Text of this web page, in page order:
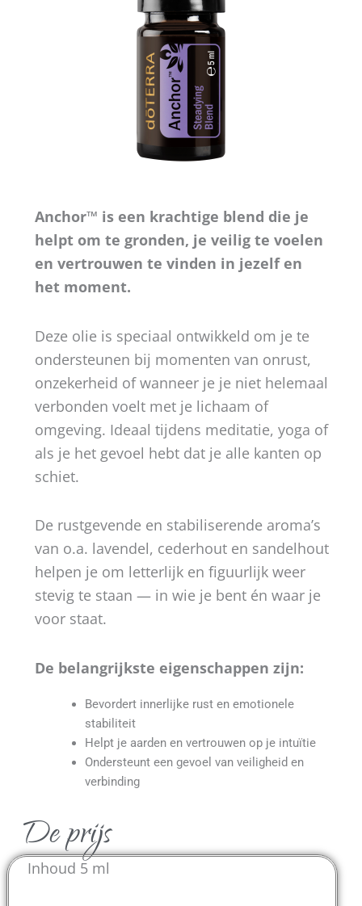
Anchor™ is een krachtige blend die je
helpt om te gronden, je veilig te voelen
en vertrouwen te vinden in jezelf en
het moment.
Deze olie is speciaal ontwikkeld om je te
ondersteunen bij momenten van onrust,
onzekerheid of wanneer je je niet helemaal
verbonden voelt met je lichaam of
omgeving. Ideaal tijdens meditatie, yoga of
als je het gevoel hebt dat je alle kanten op
schiet.
De rustgevende en stabiliserende aroma’s
van o.a. lavendel, cederhout en sandelhout
helpen je om letterlijk en figuurlijk weer
stevig te staan — in wie je bent én waar je
voor staat.
De belangrijkste eigenschappen zijn:
Bevordert innerlijke rust en emotionele
stabiliteit
Helpt je aarden en vertrouwen op je intuïtie
Ondersteunt een gevoel van veiligheid en
verbinding
De prijs
Inhoud 5 ml